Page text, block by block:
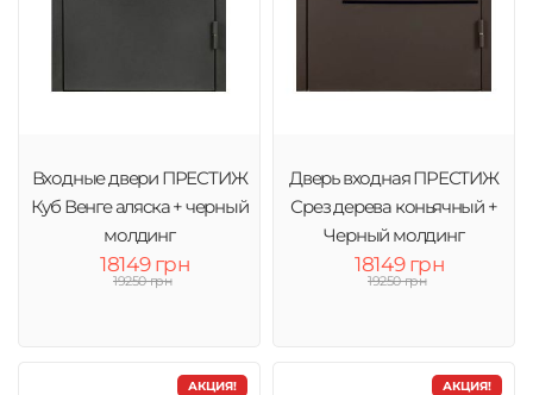
Входные двери ПРЕСТИЖ
Куб Венге аляска + черный
молдинг
18149 грн
19250 грн
Дверь входная ПРЕСТИЖ
Срез дерева коньячный +
Черный молдинг
18149 грн
19250 грн
АКЦИЯ! АКЦИЯ!